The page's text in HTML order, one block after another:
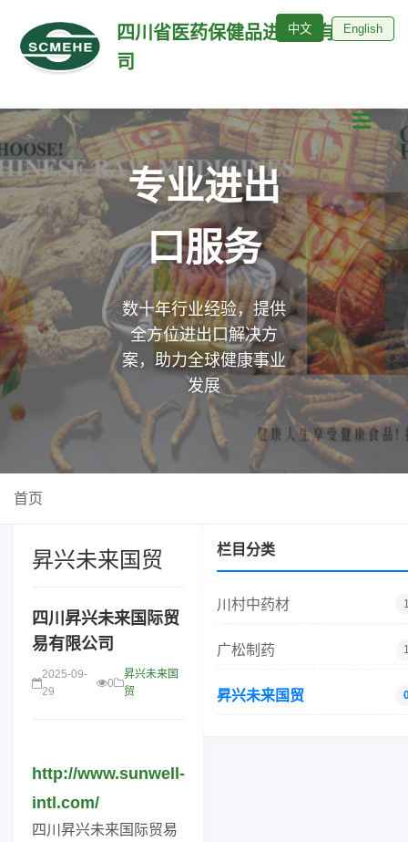
四川省医药保健品进出口有限公
司
中文 English
专业进出
口服务
数十年行业经验，提供
全方位进出口解决方
案，助力全球健康事业
发展
首页
昇兴未来国贸
四川昇兴未来国际贸
易有限公司
2025-09-
29
0
昇兴未来国
贸
http://www.sunwell-
intl.com/
四川昇兴未来国际贸易
栏目分类
川村中药材
广松制药
昇兴未来国贸